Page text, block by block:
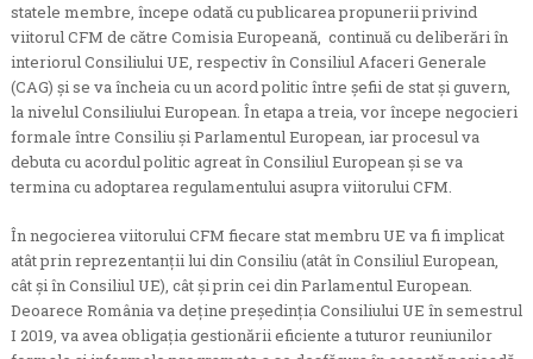
statele membre, începe odată cu publicarea propunerii privind
viitorul CFM de către Comisia Europeană, continuă cu deliberări în
interiorul Consiliului UE, respectiv în Consiliul Afaceri Generale
(CAG) și se va încheia cu un acord politic între șefii de stat și guvern,
la nivelul Consiliului European. În etapa a treia, vor începe negocieri
formale între Consiliu și Parlamentul European, iar procesul va
debuta cu acordul politic agreat în Consiliul European și se va
termina cu adoptarea regulamentului asupra viitorului CFM.
În negocierea viitorului CFM fiecare stat membru UE va fi implicat
atât prin reprezentanții lui din Consiliu (atât în Consiliul European,
cât și în Consiliul UE), cât și prin cei din Parlamentul European.
Deoarece România va deține președinția Consiliului UE în semestrul
I 2019, va avea obligația gestionării eficiente a tuturor reuniunilor